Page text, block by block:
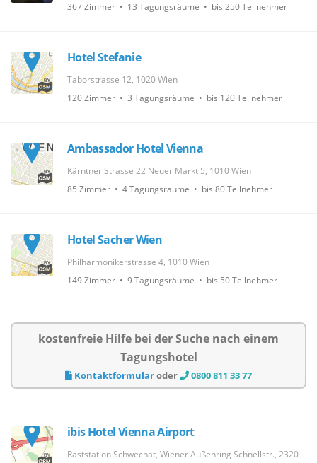
367 Zimmer • 13 Tagungsräume • bis 250 Teilnehmer
Hotel Stefanie
Taborstrasse 12, 1020 Wien
120 Zimmer • 3 Tagungsräume • bis 120 Teilnehmer
Ambassador Hotel Vienna
Kärntner Strasse 22 Neuer Markt 5, 1010 Wien
85 Zimmer • 4 Tagungsräume • bis 80 Teilnehmer
Hotel Sacher Wien
Philharmonikerstrasse 4, 1010 Wien
149 Zimmer • 9 Tagungsräume • bis 50 Teilnehmer
kostenfreie Hilfe bei der Suche nach einem
Tagungshotel
Kontaktformularoder 0800 811 33 77
ibis Hotel Vienna Airport
Raststation Schwechat, Wiener Außenring Schnellstr., 2320